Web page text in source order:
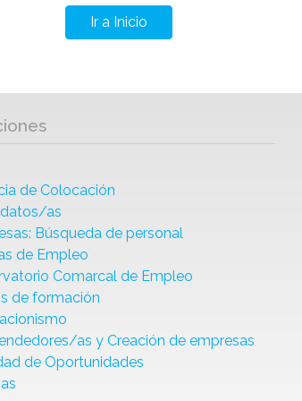
Ir a Inicio
de Colocación
as
Búsqueda de personal
de Empleo
Comarcal de Empleo
de formación
as y Creación de empresas
de Oportunidades